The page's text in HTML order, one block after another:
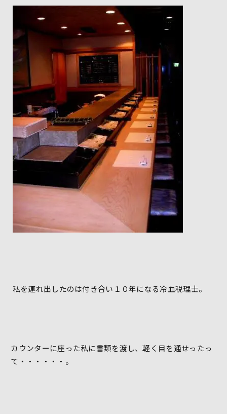
私を連れ出したのは付き合い１０年になる冷血税理士。
カウンターに座った私に書類を渡し、軽く目を通せったっ
て・・・・・・。